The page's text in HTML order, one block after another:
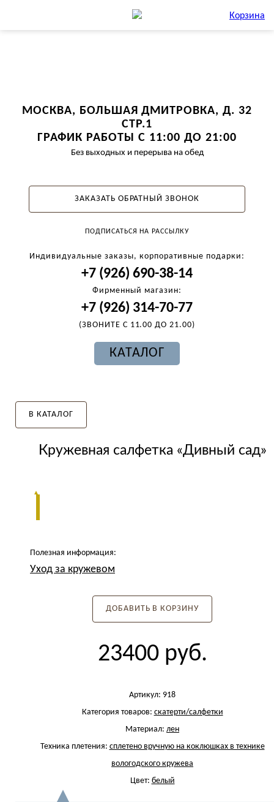
МОСКВА, БОЛЬШАЯ ДМИТРОВКА, Д. 32
СТР.1
ГРАФИК РАБОТЫ С 11:00 ДО 21:00
Без выходных и перерыва на обед
ЗАКАЗАТЬ ОБРАТНЫЙ ЗВОНОК
ПОДПИСАТЬСЯ НА РАССЫЛКУ
Индивидуальные заказы, корпоративные подарки:
+7 (926) 690-38-14
Фирменный магазин:
+7 (926) 314-70-77
(ЗВОНИТЕ С 11.00 ДО 21.00)
КАТАЛОГ
Корзина
В КАТАЛОГ
Кружевная салфетка «Дивный сад»
Полезная информация:
Уход за кружевом
ДОБАВИТЬ В КОРЗИНУ
23400руб.
Артикул: 918
Категория товаров: скатерти/салфетки
Материал: лен
Техника плетения: сплетено вручную на коклюшках в технике
вологодского кружева
Цвет: белый